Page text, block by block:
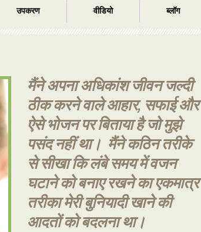
उपकरण वीडियो ब्लॉग
मैंने अपना अधिकांश जीवन जल्दी
ठीक करने वाले आहार, सफाई और
ऐसे भोजन पर बिताया है जो मुझे
पसंद नहीं था। मैंने कठिन तरीके
से सीखा कि लंबे समय में वजन
घटाने को बनाए रखने का एकमात्र
तरीका मेरी बुनियादी खाने की
आदतों को बदलना था।